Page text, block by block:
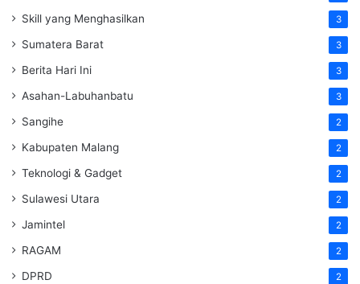
Skill yang Menghasilkan 3
Sumatera Barat 3
Berita Hari Ini 3
Asahan-Labuhanbatu 3
Sangihe 2
Kabupaten Malang 2
Teknologi & Gadget 2
Sulawesi Utara 2
Jamintel 2
RAGAM 2
DPRD 2